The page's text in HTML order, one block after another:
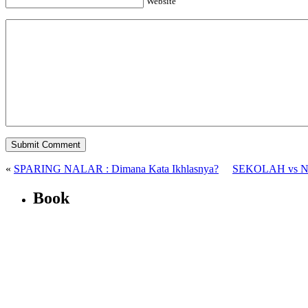
« SPARING NALAR : Dimana Kata Ikhlasnya? SEKOLAH vs
Book